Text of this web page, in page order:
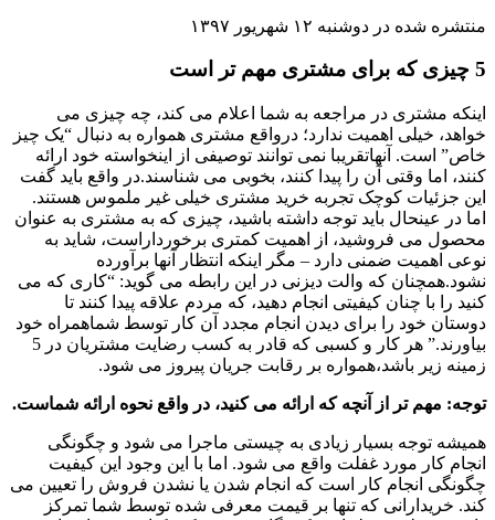
منتشره شده در دوشنبه ۱۲ شهریور ۱۳۹۷
5 چیزی که برای مشتری مهم تر است
اینکه مشتری در مراجعه به شما اعلام می کند، چه چیزی می
خواهد، خیلی اهمیت ندارد؛ درواقع مشتری همواره به دنبال “یک چیز
خاص” است. آنهاتقریبا نمی توانند توصیفی از اینخواسته خود ارائه
کنند، اما وقتی آن را پیدا کنند، بخوبی می شناسند.در واقع باید گفت
این جزئیات کوچک تجربه خرید مشتری خیلی غیر ملموس هستند.
اما در عینحال باید توجه داشته باشید، چیزی که به مشتری به عنوان
محصول می فروشید، از اهمیت کمتری برخورداراست، شاید به
نوعی اهمیت ضمنی دارد – مگر اینکه انتظار آنها برآورده
نشود.همچنان که والت دیزنی در این رابطه می گوید: “کاری که می
کنید را با چنان کیفیتی انجام دهید، که مردم علاقه پیدا کنند تا
دوستان خود را برای دیدن انجام مجدد آن کار توسط شماهمراه خود
بیاورند.” هر کار و کسبی که قادر به کسب رضایت مشتریان در 5
زمینه زیر باشد،همواره بر رقابت جریان پیروز می شود.
توجه: مهم تر از آنچه که ارائه می کنید، در واقع نحوه ارائه شماست.
همیشه توجه بسیار زیادی به چیستی ماجرا می شود و چگونگی
انجام کار مورد غفلت واقع می شود. اما با این وجود این کیفیت
چگونگی انجام کار است که انجام شدن یا نشدن فروش را تعیین می
کند. خریدارانی که تنها بر قیمت معرفی شده توسط شما تمرکز